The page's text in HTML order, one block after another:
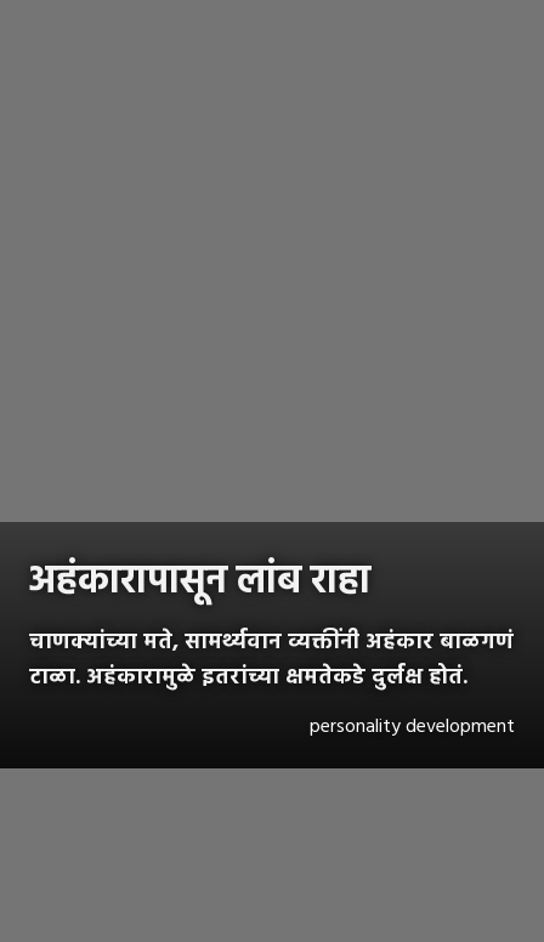
अहंकारापासून लांब राहा
चाणक्यांच्या मते, सामर्थ्यवान व्यक्तींनी अहंकार बाळगणं
टाळा. अहंकारामुळे इतरांच्या क्षमतेकडे दुर्लक्ष होतं.
personality development